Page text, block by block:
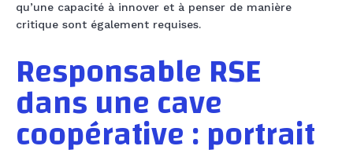
qu’une capacité à innover et à penser de manière
critique sont également requises.
Responsable RSE
dans une cave
coopérative : portrait